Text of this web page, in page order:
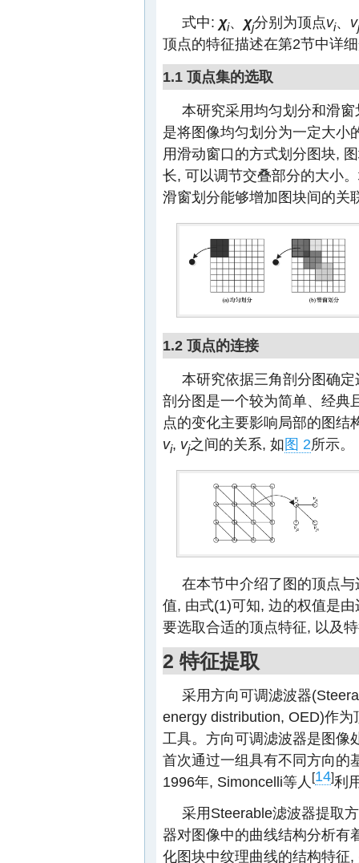
式中: χi、 χj分别为顶点vi、 vj
顶点的特征描述在第2节中详
1.1 顶点集的选取
本研究采用均匀划分和滑
是将图像均匀划分为一定大小
用滑动窗口的方式划分图块,
长, 可以调节交叠部分的大小
滑窗划分能够增加图块间的关
1.2 顶点的连接
本研究依据三角剖分图确
剖分图是一个较为简单、经典
点的变化主要影响局部的图结
vi, vj之间的关系, 如图 2所示。
在本节中介绍了图的顶点
值, 由式(1)可知, 边的权值是
要选取合适的顶点特征, 以及
2 特征提取
采用方向可调滤波器
energy distribution, OED)作
工具。方向可调滤波器是图像
首次通过一组具有不同方向的
1996年, Simoncelli等人 [14]利
采用Steerable滤波器提取
器对图像中的曲线结构分析有
化图块中纹理曲线的结构特征